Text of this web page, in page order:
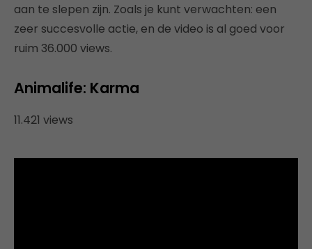
aan te slepen zijn. Zoals je kunt verwachten: een
zeer succesvolle actie, en de video is al goed voor
ruim 36.000 views.
Animalife: Karma
11.421 views